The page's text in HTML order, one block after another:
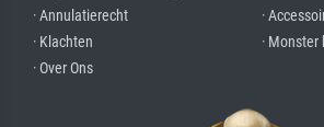
· Annulatierecht
· Klachten
· Over Ons
·
·